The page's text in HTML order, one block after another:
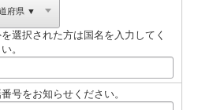
選択された方は国名を入力してく
。
号をお知らせください。